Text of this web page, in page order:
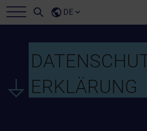
DE
ERKLÄRUNG